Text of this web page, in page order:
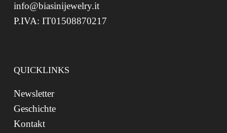
info@biasinijewelry.it
P.IVA: IT01508870217
QUICKLINKS
Newsletter
Geschichte
Kontakt